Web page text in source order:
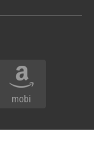
mobi